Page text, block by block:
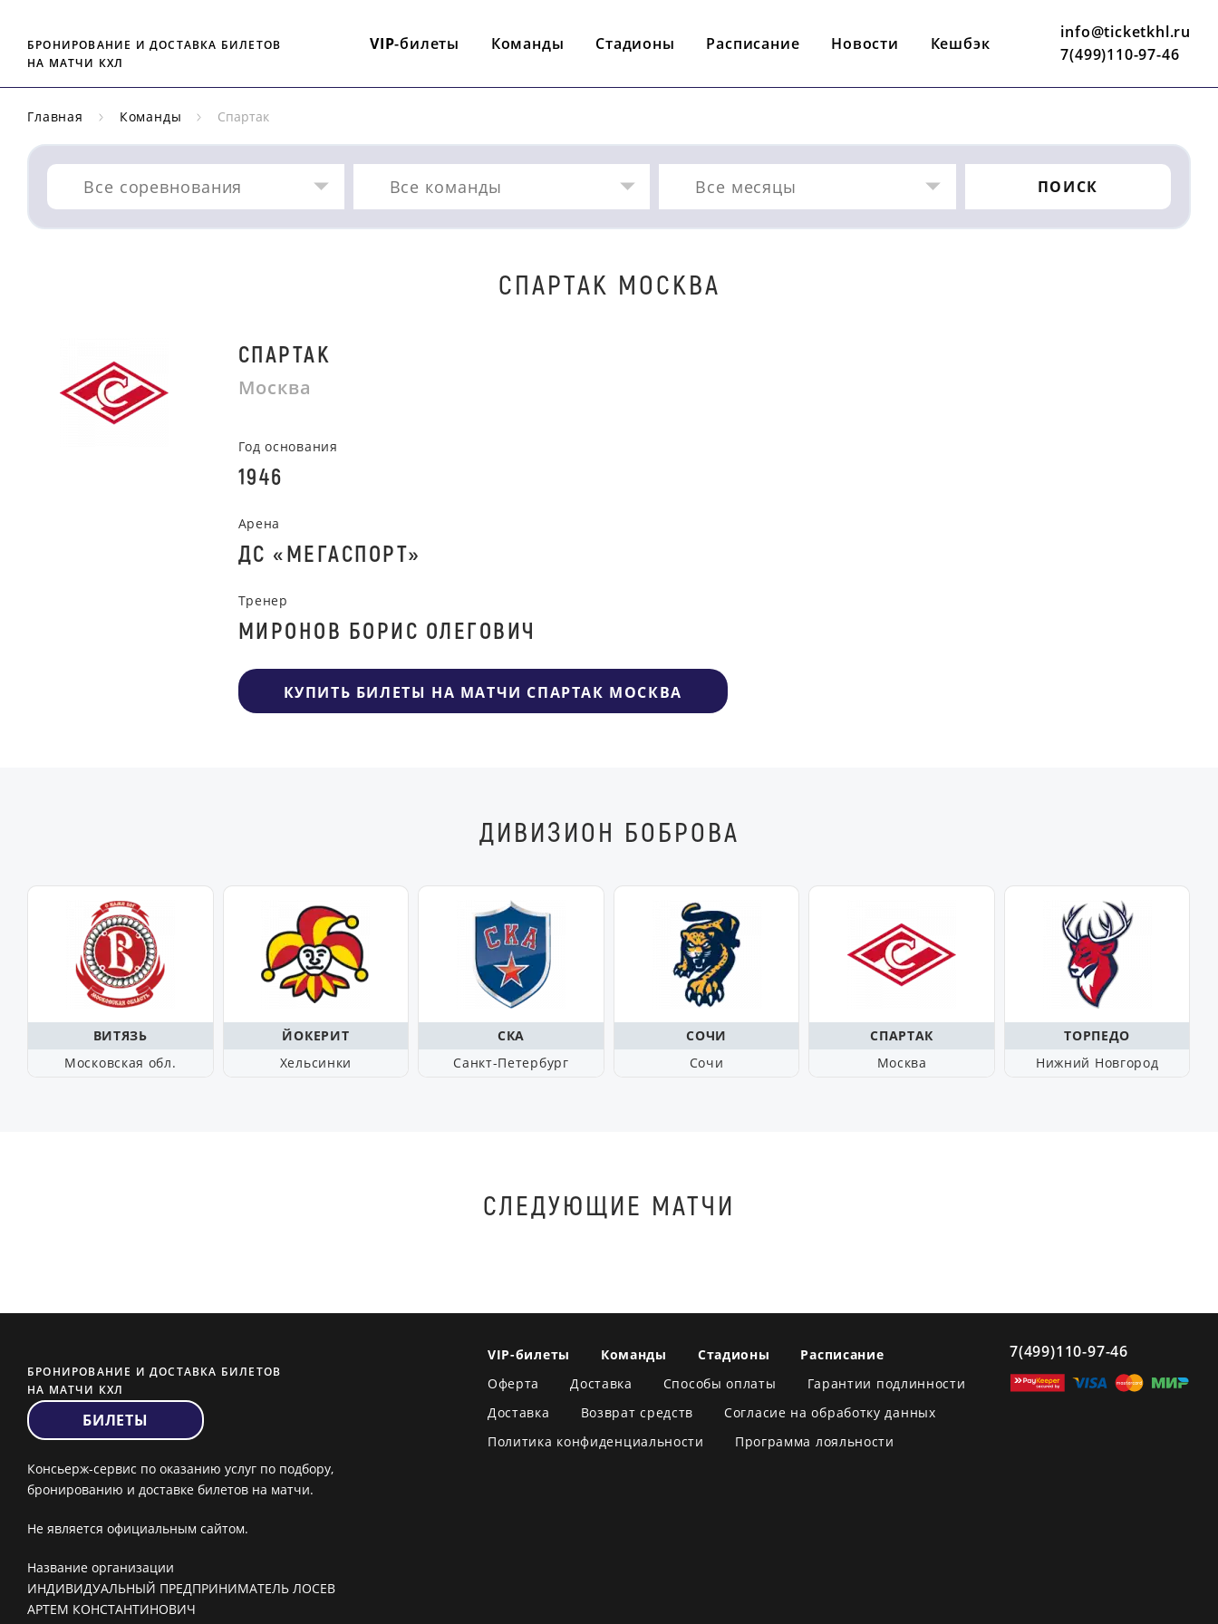
БРОНИРОВАНИЕ И ДОСТАВКА БИЛЕТОВ
НА МАТЧИ КХЛ
VIP-билеты Команды Стадионы Расписание Новости Кешбэк
info@ticketkhl.ru
7(499)110-97-46
Главная Команды Спартак
Все соревнования Все команды Все месяцы ПОИСК
СПАРТАК МОСКВА
СПАРТАК
Москва
Год основания
1946
Арена
ДС «МЕГАСПОРТ»
Тренер
МИРОНОВ БОРИС ОЛЕГОВИЧ
КУПИТЬ БИЛЕТЫ НА МАТЧИ СПАРТАК МОСКВА
ДИВИЗИОН БОБРОВА
ВИТЯЗЬ
Московская обл.
ЙОКЕРИТ
Хельсинки
СКА
Санкт-Петербург
СОЧИ
Сочи
СПАРТАК
Москва
ТОРПЕДО
Нижний Новгород
СЛЕДУЮЩИЕ МАТЧИ
БРОНИРОВАНИЕ И ДОСТАВКА БИЛЕТОВ
НА МАТЧИ КХЛ
БИЛЕТЫ
Консьерж-сервис по оказанию услуг по подбору,
бронированию и доставке билетов на матчи.
Не является официальным сайтом.
Название организации
ИНДИВИДУАЛЬНЫЙ ПРЕДПРИНИМАТЕЛЬ ЛОСЕВ
АРТЕМ КОНСТАНТИНОВИЧ
VIP-билеты Команды Стадионы
Расписание
Оферта
Доставка Способы оплаты
Гарантии подлинности
Доставка
Возврат средств
Согласие на обработку данных
Политика конфиденциальности
Программа лояльности
7(499)110-97-46